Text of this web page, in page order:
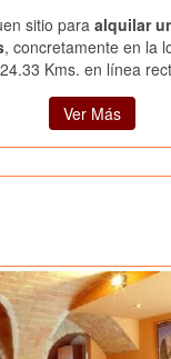
sitio para alquilar
, concretamente en la
24.33 Kms. en línea
Ver Más